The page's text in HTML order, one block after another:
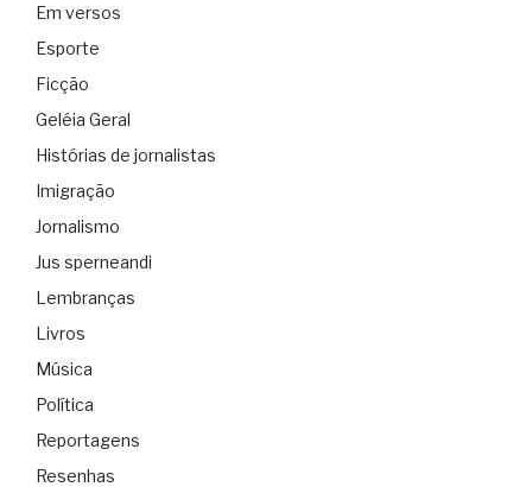
Em versos
Esporte
Ficção
Geléia Geral
Histórias de jornalistas
Imigração
Jornalismo
Jus sperneandi
Lembranças
Livros
Música
Política
Reportagens
Resenhas